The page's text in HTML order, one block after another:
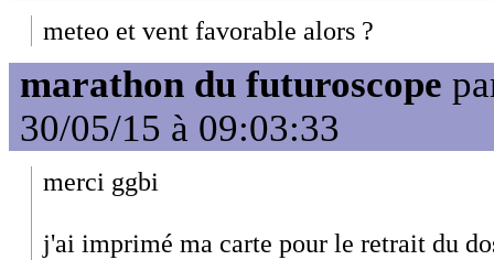
meteo et vent favorable alors ?
marathon du futuroscope
30/05/15 à 09:03:33
merci ggbi
j'ai imprimé ma carte pour le retrait du